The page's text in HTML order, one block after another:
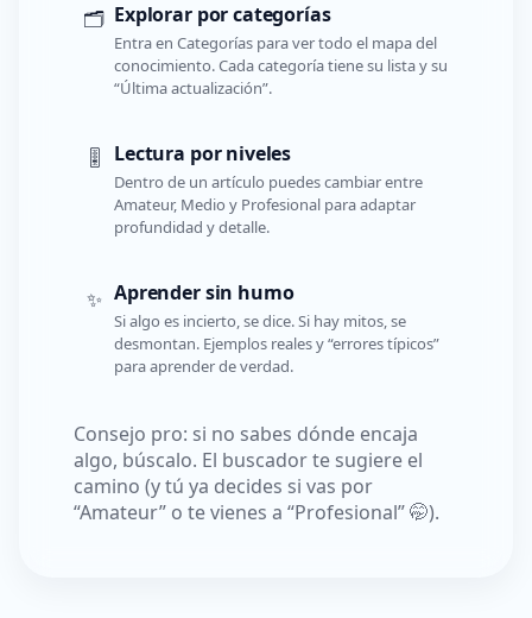
🗂️ Explorar por categorías
Entra en Categorías para ver todo el mapa del
conocimiento. Cada categoría tiene su lista y su
“Última actualización”.
🎚️ Lectura por niveles
Dentro de un artículo puedes cambiar entre
Amateur, Medio y Profesional para adaptar
profundidad y detalle.
✨ Aprender sin humo
Si algo es incierto, se dice. Si hay mitos, se
desmontan. Ejemplos reales y “errores típicos”
para aprender de verdad.
Consejo pro: si no sabes dónde encaja
algo, búscalo. El buscador te sugiere el
camino (y tú ya decides si vas por
“Amateur” o te vienes a “Profesional” 🤭).